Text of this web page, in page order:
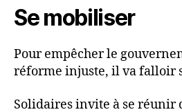
Se mobiliser
Pour empêcher le
réforme injuste, il va falloir
Solidaires invite à se réunir